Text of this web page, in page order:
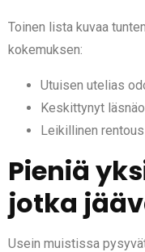
Toinen lista kuvaa
kokemuksen:
Utuisen utelias
Keskittynyt
Leikillinen
Pieniä
jotka
Usein muistissa